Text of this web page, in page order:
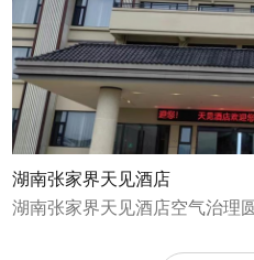
湖南张家界天见酒店
湖南张家界天见酒店空气治理